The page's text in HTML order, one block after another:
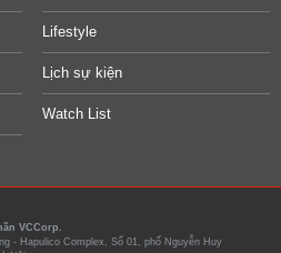
Lifestyle
Lịch sự kiện
Watch List
VCCorp.
- Hapulico Complex, Số 01, phố Nguyễn Huy